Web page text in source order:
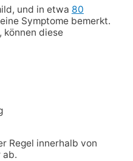
und in etwa 80
Symptome bemerkt.
können diese
Regel innerhalb von
ab.